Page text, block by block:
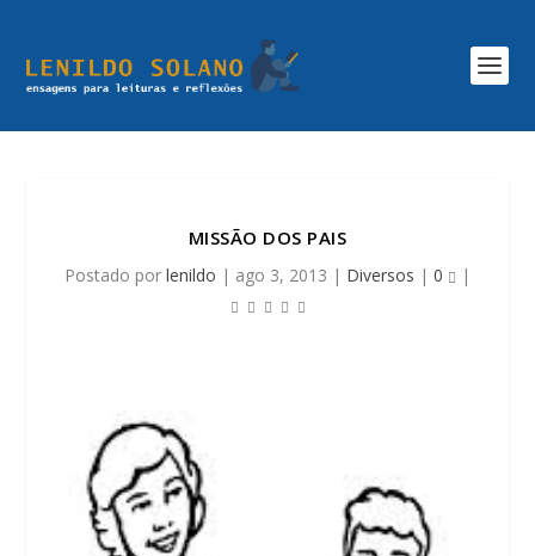
MISSÃO DOS PAIS
Postado por lenildo | ago 3, 2013 | Diversos | 0 |